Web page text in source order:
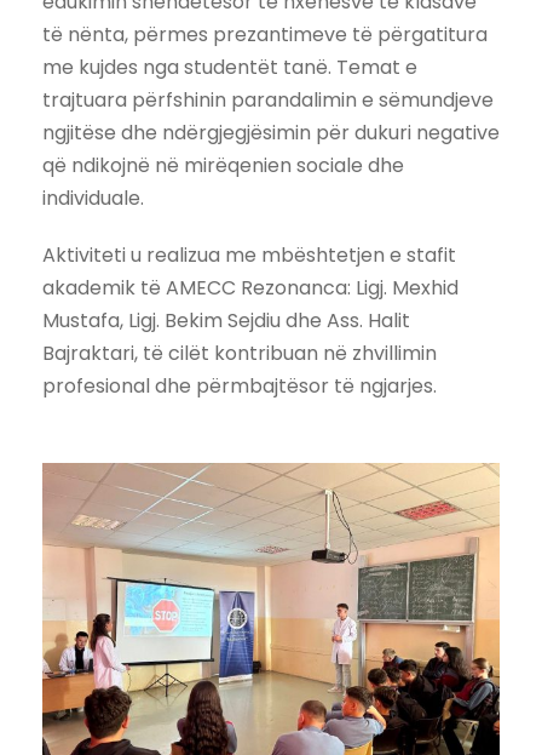
të nënta, përmes prezantimeve të përgatitura
me kujdes nga studentët tanë. Temat e
trajtuara përfshinin parandalimin e sëmundjeve
ngjitëse dhe ndërgjegjësimin për dukuri negative
që ndikojnë në mirëqenien sociale dhe
individuale.
Aktiviteti u realizua me mbështetjen e stafit
akademik të AMECC Rezonanca: Ligj. Mexhid
Mustafa, Ligj. Bekim Sejdiu dhe Ass. Halit
Bajraktari, të cilët kontribuan në zhvillimin
profesional dhe përmbajtësor të ngjarjes.